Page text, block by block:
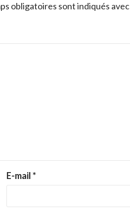
obligatoires sont indiqués avec
E-mail*